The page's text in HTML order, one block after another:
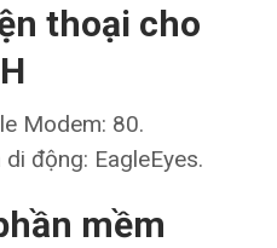
thoại cho
Modem: 80.
động: EagleEyes.
mềm